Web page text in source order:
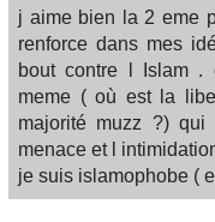
j aime bien la 2 eme
renforce dans mes
bout contre l Islam .
meme ( où est la
majorité muzz ?)
menace et l
je suis islamophobe (